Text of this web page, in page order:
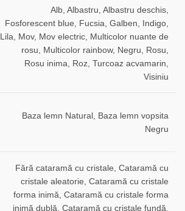
Alb, Albastru, Albastru deschis,
Fosforescent blue, Fucsia, Galben, Indigo,
Lila, Mov, Mov electric, Multicolor nuante de
rosu, Multicolor rainbow, Negru, Rosu,
Rosu inima, Roz, Turcoaz acvamarin,
Visiniu
Baza lemn Natural, Baza lemn vopsita
Negru
Fără cataramă cu cristale, Cataramă cu
cristale aleatorie, Cataramă cu cristale
forma inimă, Cataramă cu cristale forma
inimă dublă, Cataramă cu cristale fundă,